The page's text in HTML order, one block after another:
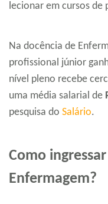
lecionar em cursos de
Na docência de
profissional júnior
nível pleno recebe
uma média salarial de
pesquisa do Salário.
Como
Enfermagem?